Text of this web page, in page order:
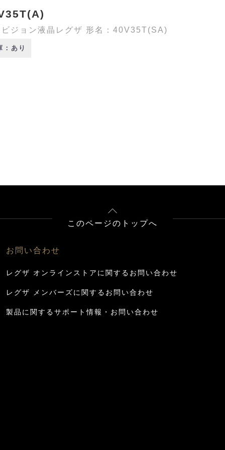
ビジョン液晶レグザ 形名：40V35T(SA)
：あり
このページのトップへ
お問い合わせ
レグザ オンラインストアに関するお問い合わせ
レグザ メンバーズに関するお問い合わせ
製品に関するサポート情報・お問い合わせ